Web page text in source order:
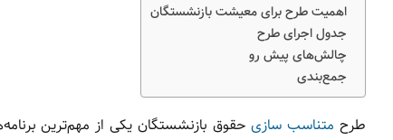
اهمیت طرح برای معیشت بازنشستگان
جدول اجرای طرح
چالش‌های پیش رو
جمع‌بندی
طرح متناسب سازیحقوق بازنشستگان یکی از مهم‌ترین